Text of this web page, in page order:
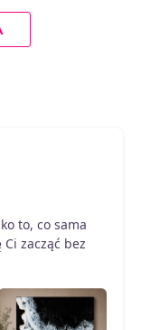
to, co sama
zacząć bez